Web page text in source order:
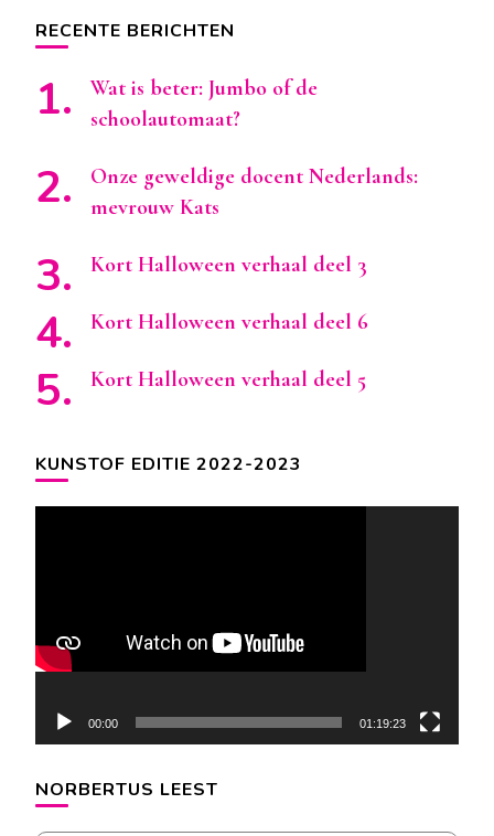
RECENTE BERICHTEN
Wat is beter: Jumbo of de
schoolautomaat?
Onze geweldige docent Nederlands:
mevrouw Kats
Kort Halloween verhaal deel 3
Kort Halloween verhaal deel 6
Kort Halloween verhaal deel 5
KUNSTOF EDITIE 2022-2023
00:00 01:19:23
NORBERTUS LEEST